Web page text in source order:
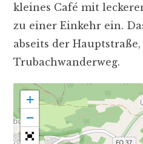
kleines Café mit
zu einer Einkehr ein.
abseits der
Trubachwanderweg.
+
−